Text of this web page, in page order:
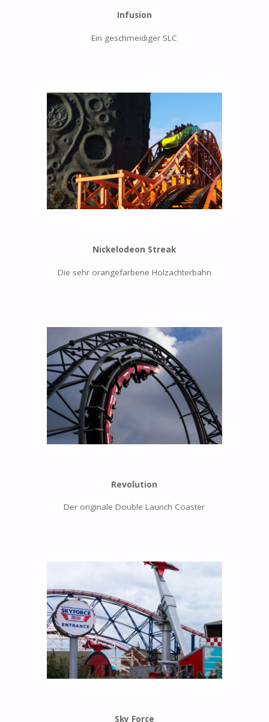
Infusion
Ein geschmeidiger SLC
Nickelodeon Streak
Die sehr orangefarbene Holzachterbahn
Revolution
Der originale Double Launch Coaster
Sky Force